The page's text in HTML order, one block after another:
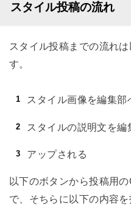
スタイル投稿の流れ
スタイル投稿までの流れ
す。
スタイル画像を編集部
スタイルの説明文を編
アップされる
以下のボタンから投稿用
で、そちらに以下の内容を